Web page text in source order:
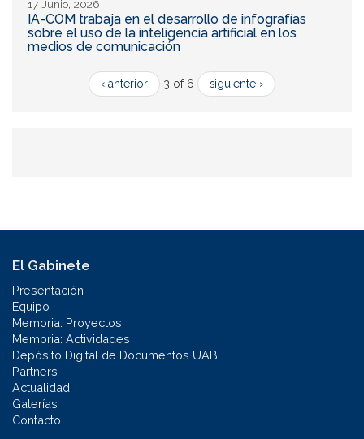
17 Junio, 2026
IA-COM trabaja en el desarrollo de infografías
sobre el uso de la inteligencia artificial en los
medios de comunicación
‹ anterior 3 of 6 siguiente ›
El Gabinete
Presentación
Equipo
Memoria: Proyectos
Memoria: Actividades
Depósito Digital de Documentos UAB
Partners
Actualidad
Galerías
Contacto